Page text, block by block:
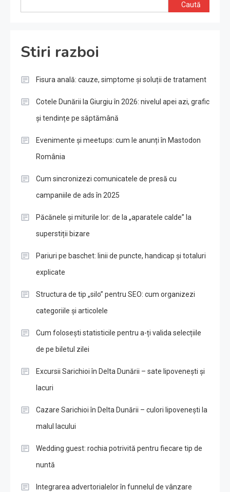
Caută
Stiri razboi
Fisura anală: cauze, simptome și soluții de tratament
Cotele Dunării la Giurgiu în 2026: nivelul apei azi, grafic
și tendințe pe săptămână
Evenimente și meetups: cum le anunți în Mastodon
România
Cum sincronizezi comunicatele de presă cu
campaniile de ads în 2025
Păcănele și miturile lor: de la „aparatele calde” la
superstiții bizare
Pariuri pe baschet: linii de puncte, handicap și totaluri
explicate
Structura de tip „silo” pentru SEO: cum organizezi
categoriile și articolele
Cum folosești statisticile pentru a-ți valida selecțiile
de pe biletul zilei
Excursii Sarichioi în Delta Dunării – sate lipovenești și
lacuri
Cazare Sarichioi în Delta Dunării – culori lipovenești la
malul lacului
Wedding guest: rochia potrivită pentru fiecare tip de
nuntă
Integrarea advertorialelor în funnelul de vânzare